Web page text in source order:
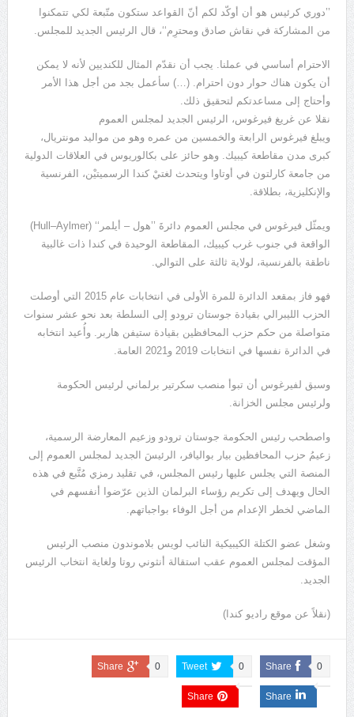
’’دوري كرئيس هو أن أوكّد لكم أنّ القواعد ستكون متّبعة لكي تتمكنوا
من المشاركة في نقاش صادق ومحترِم‘‘، قال الرئيس الجديد للمجلس.
الاحترام أساسي في عملنا. يجب أن نقدّم المثال للكنديين لأنه لا يمكن
أن يكون هناك حوار دون احترام. (…) سأعمل بجد من أجل هذا الأمر
وأحتاج إلى مساعدتكم لتحقيق ذلك.
نقلا عن غريغ فيرغوس، الرئيس الجديد لمجلس العموم
ويبلغ فيرغوس الرابعة والخمسين من عمره وهو من مواليد مونتريال،
كبرى مدن مقاطعة كيبيك. وهو حائز على بكالوريوس في العلاقات الدولية
من جامعة كارلتون في أوتاوا ويتحدث لغتيْ كندا الرسميتيْن، الفرنسية
والإنكليزية، بطلاقة.
ويمثّل فيرغوس في مجلس العموم دائرةَ ’’هول – أيلمر‘‘ (Hull–Aylmer)
الواقعة في جنوب غرب كيبيك، المقاطعة الوحيدة في كندا ذات غالبية
ناطقة بالفرنسية، لولاية ثالثة على التوالي.
فهو فاز بمقعد الدائرة للمرة الأولى في انتخابات عام 2015 التي أوصلت
الحزب الليبرالي بقيادة جوستان ترودو إلى السلطة بعد نحو عشر سنوات
متواصلة من حكم حزب المحافظين بقيادة ستيفن هاربر. وأُعيد انتخابه
في الدائرة نفسها في انتخابات 2019 و2021 العامة.
وسبق لفيرغوس أن تبوأ منصب سكرتير برلماني لرئيس الحكومة
ولرئيس مجلس الخزانة.
واصطحب رئيس الحكومة جوستان ترودو وزعيم المعارضة الرسمية،
زعيمُ حزب المحافظين بيار بواليافر، الرئيسَ الجديد لمجلس العموم إلى
المنصة التي يجلس عليها رئيس المجلس، في تقليد رمزي مُتَّبع في هذه
الحال ويهدف إلى تكريم رؤساء البرلمان الذين عرّضوا أنفسهم في
الماضي لخطر الإعدام من أجل الوفاء بواجباتهم.
وشغل عضو الكتلة الكيبيكية النائب لويس بلاموندون منصب الرئيس
المؤقت لمجلس العموم عقب استقالة أنثوني روتا ولغاية انتخاب الرئيس
الجديد.
(نقلاً عن موقع راديو كندا)
Share 0
Tweet 0
Share 0
Share
Share